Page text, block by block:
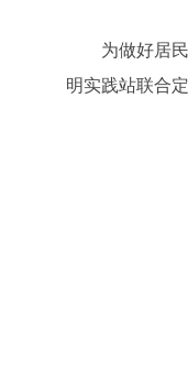
为做好居
明实践站联合